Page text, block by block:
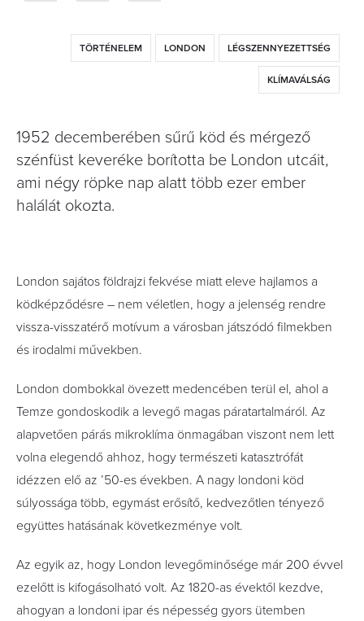
TÖRTÉNELEM LONDON LÉGSZENNYEZETTSÉG
KLÍMAVÁLSÁG
1952 decemberében sűrű köd és mérgező
szénfüst keveréke borította be London utcáit,
ami négy röpke nap alatt több ezer ember
halálát okozta.
London sajátos földrajzi fekvése miatt eleve hajlamos a
ködképződésre – nem véletlen, hogy a jelenség rendre
vissza-visszatérő motívum a városban játszódó filmekben
és irodalmi művekben.
London dombokkal övezett medencében terül el, ahol a
Temze gondoskodik a levegő magas páratartalmáról. Az
alapvetően párás mikroklíma önmagában viszont nem lett
volna elegendő ahhoz, hogy természeti katasztrófát
idézzen elő az ’50-es években. A nagy londoni köd
súlyossága több, egymást erősítő, kedvezőtlen tényező
együttes hatásának következménye volt.
Az egyik az, hogy London levegőminősége már 200 évvel
ezelőtt is kifogásolható volt. Az 1820-as évektől kezdve,
ahogyan a londoni ipar és népesség gyors ütemben